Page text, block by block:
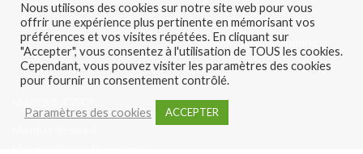
Concentrateur portable
Concentrateur stationnaire
Nous utilisons des cookies sur notre site web pour vous
offrir une expérience plus pertinente en mémorisant vos
préférences et vos visites répétées. En cliquant sur
"Accepter", vous consentez à l'utilisation de TOUS les cookies.
Cependant, vous pouvez visiter les paramètres des cookies
pour fournir un consentement contrôlé.
Paramètres des cookies ACCEPTER